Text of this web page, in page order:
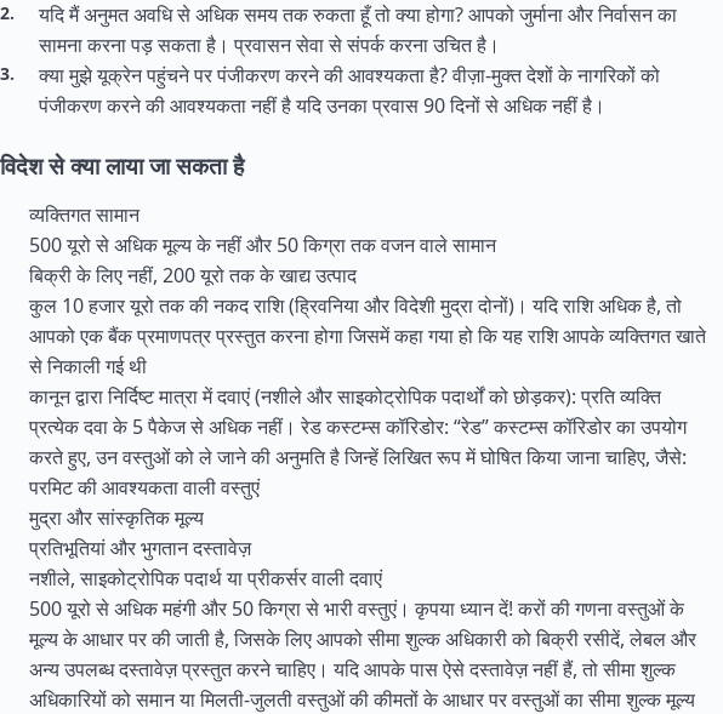
यदि मैं अनुमत अवधि से अधिक समय तक रुकता हूँ तो क्या होगा? आपको जुर्माना और निर्वासन का
सामना करना पड़ सकता है। प्रवासन सेवा से संपर्क करना उचित है।
क्या मुझे यूक्रेन पहुंचने पर पंजीकरण करने की आवश्यकता है? वीज़ा-मुक्त देशों के नागरिकों को
पंजीकरण करने की आवश्यकता नहीं है यदि उनका प्रवास 90 दिनों से अधिक नहीं है।
विदेश से क्या लाया जा सकता है
व्यक्तिगत सामान
500 यूरो से अधिक मूल्य के नहीं और 50 किग्रा तक वजन वाले सामान
बिक्री के लिए नहीं, 200 यूरो तक के खाद्य उत्पाद
कुल 10 हजार यूरो तक की नकद राशि (ह्रिवनिया और विदेशी मुद्रा दोनों)। यदि राशि अधिक है, तो
आपको एक बैंक प्रमाणपत्र प्रस्तुत करना होगा जिसमें कहा गया हो कि यह राशि आपके व्यक्तिगत खाते
से निकाली गई थी
कानून द्वारा निर्दिष्ट मात्रा में दवाएं (नशीले और साइकोट्रोपिक पदार्थों को छोड़कर): प्रति व्यक्ति
प्रत्येक दवा के 5 पैकेज से अधिक नहीं। रेड कस्टम्स कॉरिडोर: “रेड” कस्टम्स कॉरिडोर का उपयोग
करते हुए, उन वस्तुओं को ले जाने की अनुमति है जिन्हें लिखित रूप में घोषित किया जाना चाहिए, जैसे:
परमिट की आवश्यकता वाली वस्तुएं
मुद्रा और सांस्कृतिक मूल्य
प्रतिभूतियां और भुगतान दस्तावेज़
नशीले, साइकोट्रोपिक पदार्थ या प्रीकर्सर वाली दवाएं
500 यूरो से अधिक महंगी और 50 किग्रा से भारी वस्तुएं। कृपया ध्यान दें! करों की गणना वस्तुओं के
मूल्य के आधार पर की जाती है, जिसके लिए आपको सीमा शुल्क अधिकारी को बिक्री रसीदें, लेबल और
अन्य उपलब्ध दस्तावेज़ प्रस्तुत करने चाहिए। यदि आपके पास ऐसे दस्तावेज़ नहीं हैं, तो सीमा शुल्क
अधिकारियों को समान या मिलती-जुलती वस्तुओं की कीमतों के आधार पर वस्तुओं का सीमा शुल्क मूल्य